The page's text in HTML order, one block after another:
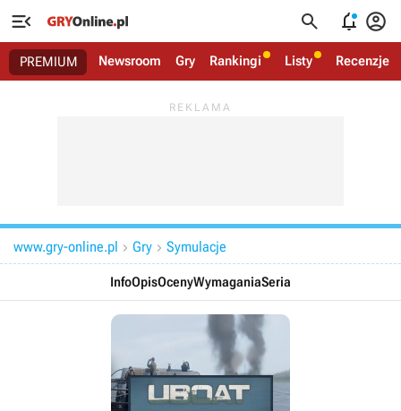
   
PREMIUM Newsroom Gry Rankingi Listy Recenzje
www.gry-online.pl  Gry  Symulacje
InfoOpisOcenyWymaganiaSeria